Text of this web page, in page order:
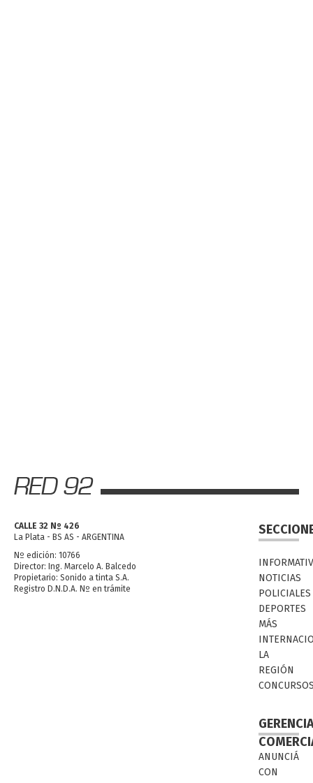
CALLE 32 Nº 426
La Plata - BS AS - ARGENTINA
Nº edición: 10766
Director: Ing. Marcelo A. Balcedo
Propietario: Sonido a tinta S.A.
Registro D.N.D.A. Nº en trámite
NOTICIAS
POLICIALES
DEPORTES
MÁS
LA
REGIÓN
ANUNCIÁ
CON